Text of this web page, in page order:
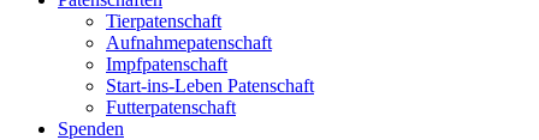
Tierpatenschaft
Aufnahmepatenschaft
Impfpatenschaft
Start-ins-Leben Patenschaft
Futterpatenschaft
Spenden